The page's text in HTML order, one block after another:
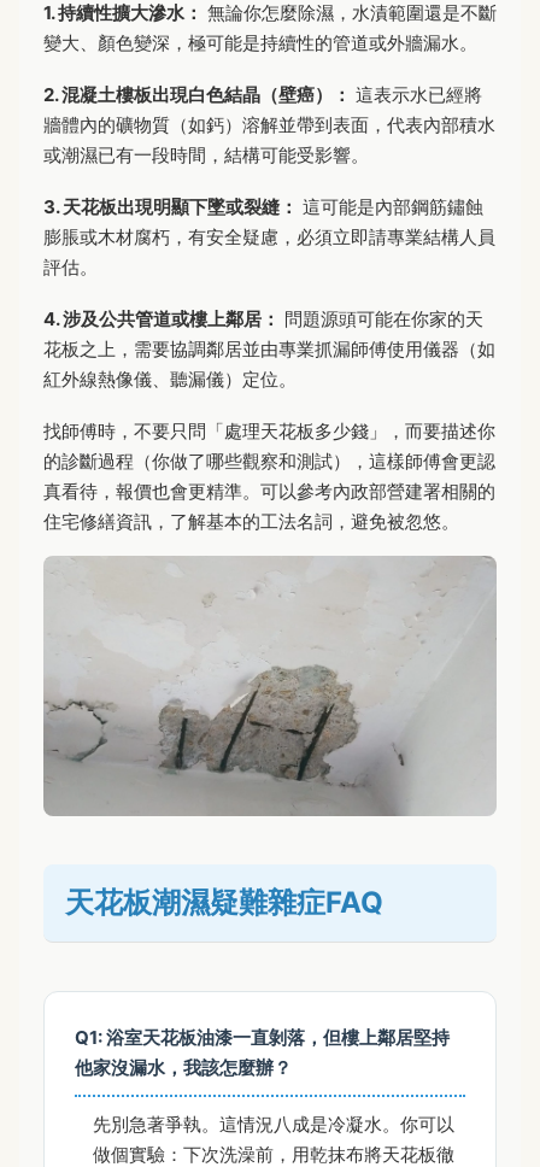
1. 持續性擴大滲水： 無論你怎麼除濕，水漬範圍還是不斷
變大、顏色變深，極可能是持續性的管道或外牆漏水。
2. 混凝土樓板出現白色結晶（壁癌）： 這表示水已經將
牆體內的礦物質（如鈣）溶解並帶到表面，代表內部積水
或潮濕已有一段時間，結構可能受影響。
3. 天花板出現明顯下墜或裂縫： 這可能是內部鋼筋鏽蝕
膨脹或木材腐朽，有安全疑慮，必須立即請專業結構人員
評估。
4. 涉及公共管道或樓上鄰居： 問題源頭可能在你家的天
花板之上，需要協調鄰居並由專業抓漏師傅使用儀器（如
紅外線熱像儀、聽漏儀）定位。
找師傅時，不要只問「處理天花板多少錢」，而要描述你
的診斷過程（你做了哪些觀察和測試），這樣師傅會更認
真看待，報價也會更精準。可以參考內政部營建署相關的
住宅修繕資訊，了解基本的工法名詞，避免被忽悠。
天花板潮濕疑難雜症FAQ
Q1: 浴室天花板油漆一直剝落，但樓上鄰居堅持
他家沒漏水，我該怎麼辦？
先別急著爭執。這情況八成是冷凝水。你可以
做個實驗：下次洗澡前，用乾抹布將天花板徹